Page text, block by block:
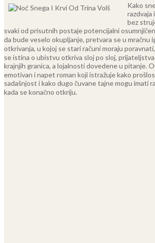
Kako
razdvaja
bez
svaki od prisutnih postaje potencijalni
da bude veselo okupljanje, pretvara se u mračnu
otkrivanja, u kojoj se stari računi moraju
se istina o ubistvu otkriva sloj po sloj,
krajnjih granica, a lojalnosti dovedene u pitanje.
emotivan i napet roman koji istražuje kako
sadašnjost i kako dugo čuvane tajne mogu imati
kada se konačno otkriju.